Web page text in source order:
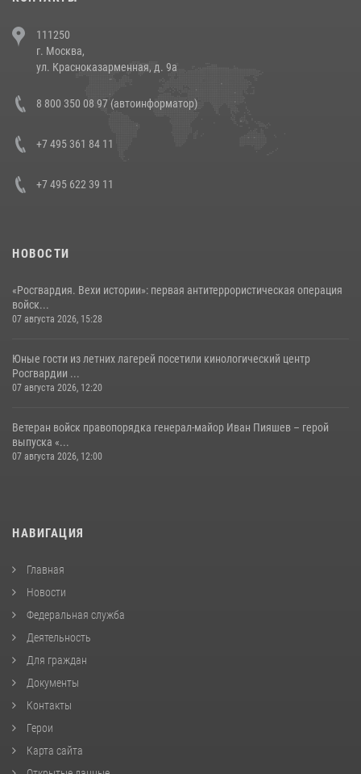
напавших на бригаду скорой помощи (видео)
14 июля 2026, 12:20
В Росгвардии прошла военно-научная конференция по обобщению
боевого опыта
111250
г. Москва,
ул. Красноказарменная, д. 9а
8 800 350 08 97 (автоинформатор)
+7 495 361 84 11
+7 495 622 39 11
НОВОСТИ
«Росгвардия. Вехи истории»: первая антитеррористическая операция
войск...
07 августа 2026, 15:28
Юные гости из летних лагерей посетили кинологический центр
Росгвардии ...
07 августа 2026, 12:20
Ветеран войск правопорядка генерал-майор Иван Пияшев – герой
выпуска «...
07 августа 2026, 12:00
НАВИГАЦИЯ
Главная
Новости
Федеральная служба
Деятельность
Для граждан
Документы
Контакты
Герои
Карта сайта